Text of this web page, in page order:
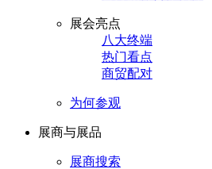
展会亮点
八大终端
热门看点
商贸配对
为何参观
展商与展品
展商搜索